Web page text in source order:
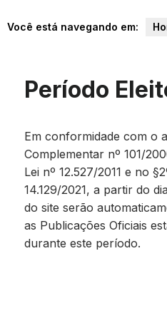
Você está navegando em:
Período
Em conformidade com o
Complementar nº 101/
Lei nº 12.527/2011 e no
14.129/2021, a partir do
do site serão
as Publicações Oficiais
durante este período.